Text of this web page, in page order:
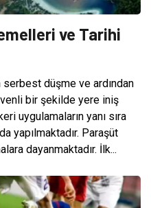
ve Tarihi
düşme ve ardından
bir şekilde yere iniş
uygulamaların yanı sıra
yapılmaktadır. Paraşüt
dayanmaktadır. İlk...